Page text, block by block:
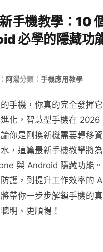
手機教學：10
必學的隱藏功
阿湯分類： 手機應用教學
手機，你真的完全發揮
化，智慧型手機在 2026
你是剛換新機需要轉移
，這篇最新手機教學將
與 Android 隱藏功能
護，到提升工作效率的
帶你一步步解鎖手機的
明、更順暢！